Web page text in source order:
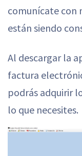
comunícate con
están siendo
Al descargar la
factura
podrás adquirir
lo que necesites.